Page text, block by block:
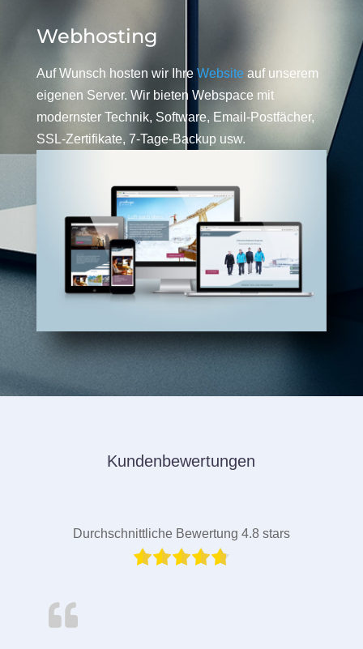
Webhosting
Auf Wunsch hosten wir Ihre Website auf unserem
eigenen Server. Wir bieten Webspace mit
modernster Technik, Software, Email-Postfächer,
SSL-Zertifikate, 7-Tage-Backup usw.
Kundenbewertungen
Durchschnittliche Bewertung 4.8 stars